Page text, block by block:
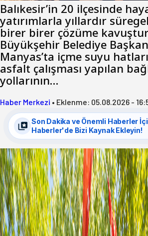
Balıkesir’in 20 ilçesinde
yatırımlarla yıllardır
birer birer çözüme
Büyükşehir Belediye
Manyas’ta içme suyu
asfalt çalışması yapılan
yollarının…
Haber Merkezi • Eklenme: 05.08.2026 -
Son Dakika ve Önemli Haberler
Haberler'de Bizi Kaynak Ekleyin!